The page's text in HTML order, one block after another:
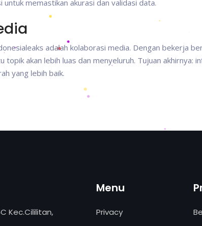
memastikan akurasi dan validasi data.
adalah kolaborasi media. Dengan bekerja
topik akan lebih luas dan menyeluruh. Tujuan akhirnya:
yang lebih baik.
Kec.Cililitan,
Menu
Privacy